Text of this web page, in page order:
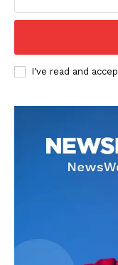
I've read and